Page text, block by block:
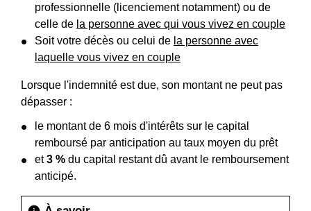
professionnelle (licenciement notamment) ou de
celle de la personne avec qui vous vivez en couple
Soit votre décès ou celui de la personne avec
laquelle vous vivez en couple
Lorsque l'indemnité est due, son montant ne peut pas
dépasser :
le montant de 6 mois d'intérêts sur le capital
remboursé par anticipation au taux moyen du prêt
et3 % du capital restant dû avant le remboursement
anticipé.